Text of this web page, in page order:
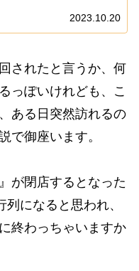
この日をどれほどに待ちわびた
2023.10.20
されたと言うか、何
っぽいけれども、こ
ある日突然訪れるの
で御座います。
が閉店するとなった
になると思われ、
終わっちゃいますか